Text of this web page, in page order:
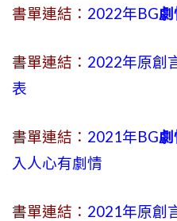
書單連結： 2022年BG
書單連結： 2022年原創
表
書單連結： 2021年BG
入人心有劇情
書單連結： 2021年原創